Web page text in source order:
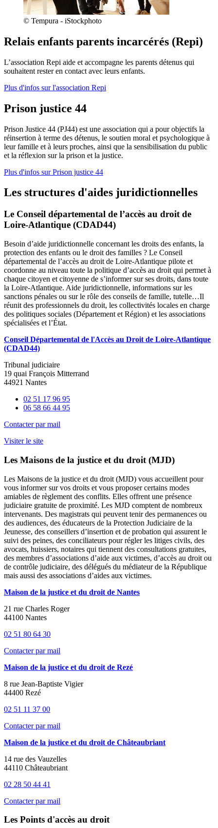
© Tempura - iStockphoto
Relais enfants parents incarcérés (Repi)
L’association Repi aide et accompagne les parents détenus qui
souhaitent rester en contact avec leurs enfants.
Plus d'infos sur l'association Repi
Prison justice 44
Prison Justice 44 (PJ44) est une association qui a pour objectifs la
réinsertion à terme des détenus, le soutien moral et psychologique à
leur famille et à leurs proches, ainsi que la sensibilisation du public
et la réflexion sur la prison et la justice.
Plus d'infos sur Prison justice 44
Les structures d'aides juridictionnelles
Le Conseil départemental de l’accès au droit de
Loire-Atlantique (CDAD44)
Besoin d’aide juridictionnelle concernant les droits des enfants, la
protection des enfants ou le droit des familles ? Le Conseil
départemental de l’accès au droit de Loire-Atlantique pilote et
coordonne au niveau toute la politique d’accès au droit qui permet à
chaque citoyen et citoyenne de s’informer sur ses droits, dans toute
la Loire-Atlantique. Aide juridictionnelle, informations sur les
sanctions pénales ou sur le rôle des conseils de famille, tutelle…Il
réunit des professionnels du droit, les collectivités locales en charge
des politiques sociales (Département et Région) et les associations
spécialisées et l’État.
Conseil Départemental de l'Accès au Droit de Loire-Atlantique
(CDAD44)
Tribunal judiciaire
19 quai François Mitterrand
44921 Nantes
02 51 17 96 95
06 58 66 44 95
Contacter par mail
Visiter le site
Les Maisons de la justice et du droit (MJD)
Les Maisons de la justice et du droit (MJD) vous accueillent pour
vous informer sur vos droits et vous proposer certains modes
amiables de règlement des conflits. Elles offrent une présence
judiciaire gratuite de proximité. Les MJD comptent de nombreux
intervenants. Des magistrats qui peuvent tenir des permanences ou
des audiences, des éducateurs de la Protection Judiciaire de la
Jeunesse, des conseillers d’insertion et de probation qui assurent le
suivi des peines, des conciliateurs pour régler les litiges civils, des
avocats, huissiers, notaires qui tiennent des consultations gratuites,
des membres d’associations d’aide aux victimes, d’accès au droit ou
de contrôle judiciaire, des délégués du médiateur de la République
mais aussi des associations d’aides aux victimes.
Maison de la justice et du droit de Nantes
21 rue Charles Roger
44100 Nantes
02 51 80 64 30
Contacter par mail
Maison de la justice et du droit de Rezé
8 rue Jean-Baptiste Vigier
44400 Rezé
02 51 11 37 00
Contacter par mail
Maison de la justice et du droit de Châteaubriant
14 rue des Vauzelles
44110 Châteaubriant
02 28 50 44 41
Contacter par mail
Les Points d'accès au droit